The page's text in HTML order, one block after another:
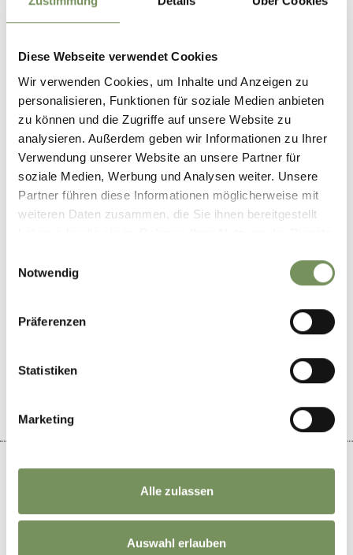
Diese Webseite verwendet Cookies
Wir verwenden Cookies, um Inhalte und Anzeigen zu
personalisieren, Funktionen für soziale Medien anbieten
zu können und die Zugriffe auf unsere Website zu
analysieren. Außerdem geben wir Informationen zu Ihrer
Verwendung unserer Website an unsere Partner für
soziale Medien, Werbung und Analysen weiter. Unsere
Partner führen diese Informationen möglicherweise mit
weiteren Daten zusammen, die Sie ihnen bereitgestellt
Notwendig
Präferenzen
Statistiken
Marketing
Alle zulassen
Auswahl erlauben
IL CONTENUTO VI È STATO UTILE? NO
+